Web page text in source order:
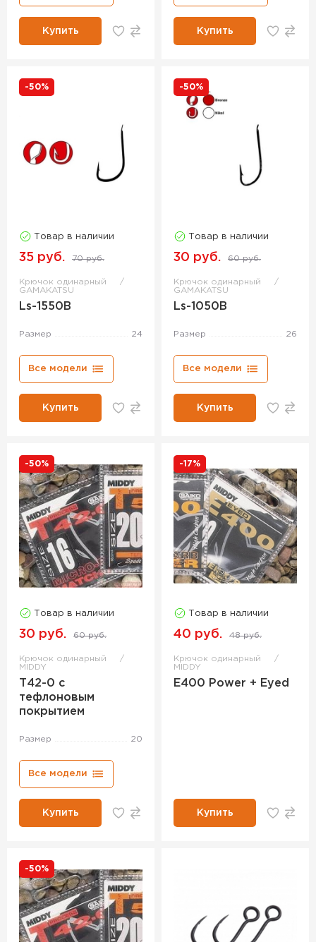
Купить Купить
-50%
Товар в наличии
35 руб. 70 руб.
Крючок одинарный
GAMAKATSU
Ls-1550B
Размер 24
Все модели
Купить
-50%
Товар в наличии
30 руб. 60 руб.
Крючок одинарный
GAMAKATSU
Ls-1050B
Размер 26
Все модели
Купить
-50%
Товар в наличии
30 руб. 60 руб.
Крючок одинарный
MIDDY
T42-0 с
тефлоновым
покрытием
Размер 20
Все модели
Купить
-17%
Товар в наличии
40 руб. 48 руб.
Крючок одинарный
MIDDY
E400 Power + Eyed
Купить
-50%